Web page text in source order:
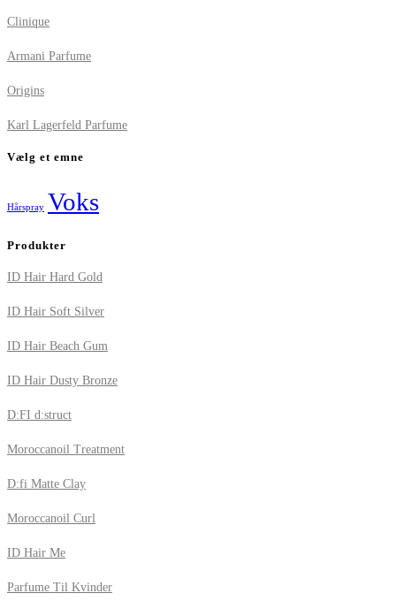
Clinique
Armani Parfume
Origins
Karl Lagerfeld Parfume
Vælg et emne
Hårspray Voks
Produkter
ID Hair Hard Gold
ID Hair Soft Silver
ID Hair Beach Gum
ID Hair Dusty Bronze
D:FI d:struct
Moroccanoil Treatment
D:fi Matte Clay
Moroccanoil Curl
ID Hair Me
Parfume Til Kvinder